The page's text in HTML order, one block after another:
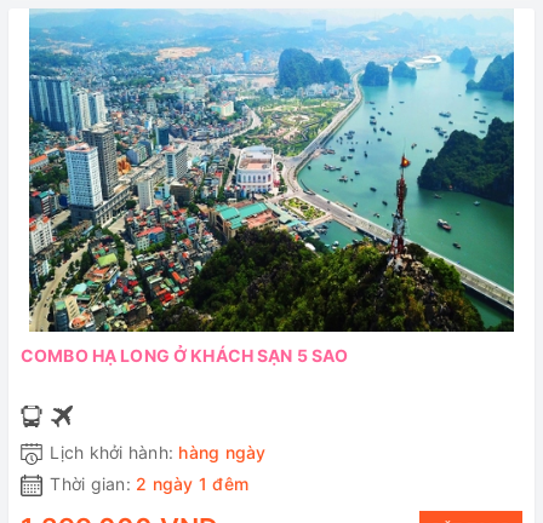
COMBO HẠ LONG Ở KHÁCH SẠN 5 SAO
Lịch khởi hành: hàng ngày
Thời gian: 2 ngày 1 đêm